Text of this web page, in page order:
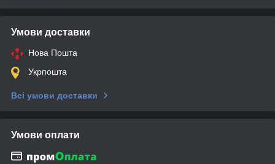
Умови доставки
Нова Пошта
Укрпошта
Всі умови доставки
Умови оплати